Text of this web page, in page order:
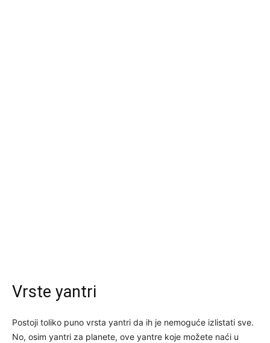
Vrste yantri
Postoji toliko puno vrsta yantri da ih je nemoguće izlistati sve.
No, osim yantri za planete, ove yantre koje možete naći u